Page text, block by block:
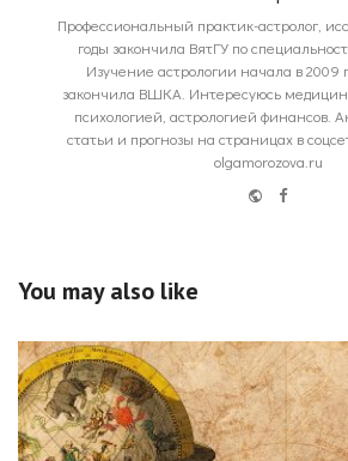
Профессиональный практик-астролог,
годы закончила ВятГУ по
Изучение астрологии начала в 2009
закончила ВШКА. Интересуюсь
психологией, астрологией финансов.
статьи и прогнозы на страницах в
olgamorozova.ru
WebsiteFacebook
You may also like